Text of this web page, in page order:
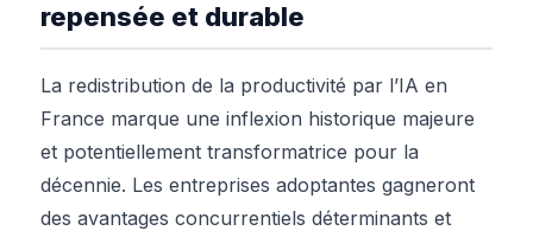
repensée et durable
La redistribution de la productivité par l’IA en
France marque une inflexion historique majeure
et potentiellement transformatrice pour la
décennie. Les entreprises adoptantes gagneront
des avantages concurrentiels déterminants et